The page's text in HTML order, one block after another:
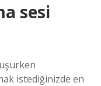
sesi
istediğinizde en